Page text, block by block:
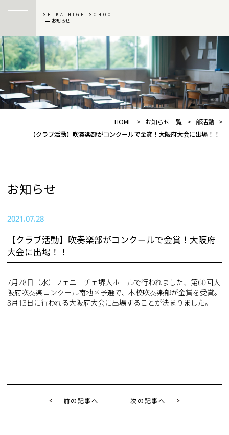
SEIKA HIGH SCHOOL
お知らせ
HOME > お知らせ一覧 > 部活動 >
【クラブ活動】吹奏楽部がコンクールで金賞！大阪府大会に出場！！
お知らせ
2021.07.28
【クラブ活動】吹奏楽部がコンクールで金賞！大阪府
大会に出場！！
7月28日（水）フェニーチェ堺大ホールで行われました、第60回大
阪府吹奏楽コンクール南地区予選で、本校吹奏楽部が金賞を受賞。
8月13日に行われる大阪府大会に出場することが決まりました。
前の記事へ 次の記事へ